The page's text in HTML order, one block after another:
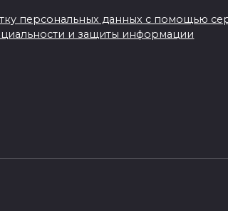
персональных данных с помощью
и защиты информации